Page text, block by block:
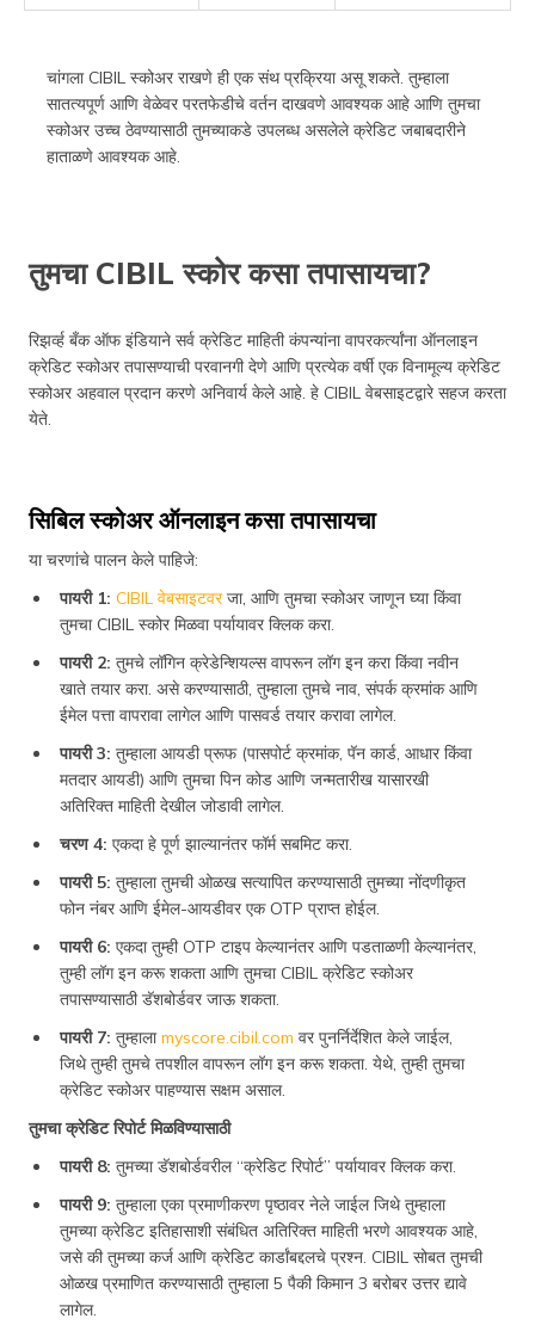
चांगला CIBIL स्कोअर राखणे ही एक संथ प्रक्रिया असू शकते. तुम्हाला
सातत्यपूर्ण आणि वेळेवर परतफेडीचे वर्तन दाखवणे आवश्यक आहे आणि तुमचा
स्कोअर उच्च ठेवण्यासाठी तुमच्याकडे उपलब्ध असलेले क्रेडिट जबाबदारीने
हाताळणे आवश्यक आहे.
तुमचा CIBIL स्कोर कसा तपासायचा?
रिझर्व्ह बँक ऑफ इंडियाने सर्व क्रेडिट माहिती कंपन्यांना वापरकर्त्यांना ऑनलाइन
क्रेडिट स्कोअर तपासण्याची परवानगी देणे आणि प्रत्येक वर्षी एक विनामूल्य क्रेडिट
स्कोअर अहवाल प्रदान करणे अनिवार्य केले आहे. हे CIBIL वेबसाइटद्वारे सहज करता
येते.
सिबिल स्कोअर ऑनलाइन कसा तपासायचा
या चरणांचे पालन केले पाहिजे:
पायरी 1: CIBIL वेबसाइटवरजा, आणि तुमचा स्कोअर जाणून घ्या किंवा
तुमचा CIBIL स्कोर मिळवा पर्यायावर क्लिक करा.
पायरी 2: तुमचे लॉगिन क्रेडेन्शियल्स वापरून लॉग इन करा किंवा नवीन
खाते तयार करा. असे करण्यासाठी, तुम्हाला तुमचे नाव, संपर्क क्रमांक आणि
ईमेल पत्ता वापरावा लागेल आणि पासवर्ड तयार करावा लागेल.
पायरी 3: तुम्हाला आयडी प्रूफ (पासपोर्ट क्रमांक, पॅन कार्ड, आधार किंवा
मतदार आयडी) आणि तुमचा पिन कोड आणि जन्मतारीख यासारखी
अतिरिक्त माहिती देखील जोडावी लागेल.
चरण 4: एकदा हे पूर्ण झाल्यानंतर फॉर्म सबमिट करा.
पायरी 5: तुम्हाला तुमची ओळख सत्यापित करण्यासाठी तुमच्या नोंदणीकृत
फोन नंबर आणि ईमेल-आयडीवर एक OTP प्राप्त होईल.
पायरी 6: एकदा तुम्ही OTP टाइप केल्यानंतर आणि पडताळणी केल्यानंतर,
तुम्ही लॉग इन करू शकता आणि तुमचा CIBIL क्रेडिट स्कोअर
तपासण्यासाठी डॅशबोर्डवर जाऊ शकता.
पायरी 7: तुम्हालाmyscore.cibil.com वर पुनर्निर्देशित केले जाईल,
जिथे तुम्ही तुमचे तपशील वापरून लॉग इन करू शकता. येथे, तुम्ही तुमचा
क्रेडिट स्कोअर पाहण्यास सक्षम असाल.
तुमचा क्रेडिट रिपोर्ट मिळविण्यासाठी
पायरी 8: तुमच्या डॅशबोर्डवरील “क्रेडिट रिपोर्ट” पर्यायावर क्लिक करा.
पायरी 9: तुम्हाला एका प्रमाणीकरण पृष्ठावर नेले जाईल जिथे तुम्हाला
तुमच्या क्रेडिट इतिहासाशी संबंधित अतिरिक्त माहिती भरणे आवश्यक आहे,
जसे की तुमच्या कर्ज आणि क्रेडिट कार्डांबद्दलचे प्रश्न. CIBIL सोबत तुमची
ओळख प्रमाणित करण्यासाठी तुम्हाला 5 पैकी किमान 3 बरोबर उत्तर द्यावे
लागेल.